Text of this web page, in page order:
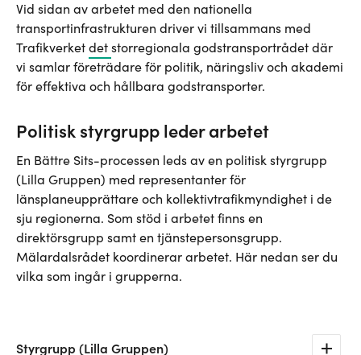
Vid sidan av arbetet med den nationella
transportinfrastrukturen driver vi tillsammans med
Trafikverket det storregionala godstransportrådet där
vi samlar företrädare för politik, näringsliv och akademi
för effektiva och hållbara godstransporter.
Politisk styrgrupp leder arbetet
En Bättre Sits-processen leds av en politisk styrgrupp
(Lilla Gruppen) med representanter för
länsplaneupprättare och kollektivtrafikmyndighet i de
sju regionerna. Som stöd i arbetet finns en
direktörsgrupp samt en tjänstepersonsgrupp.
Mälardalsrådet koordinerar arbetet. Här nedan ser du
vilka som ingår i grupperna.
Styrgrupp (Lilla Gruppen)